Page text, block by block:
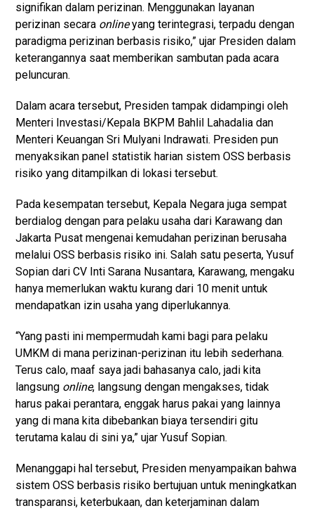
signifikan dalam perizinan. Menggunakan layanan
perizinan secara onlineyang terintegrasi, terpadu dengan
paradigma perizinan berbasis risiko,” ujar Presiden dalam
keterangannya saat memberikan sambutan pada acara
peluncuran.
Dalam acara tersebut, Presiden tampak didampingi oleh
Menteri Investasi/Kepala BKPM Bahlil Lahadalia dan
Menteri Keuangan Sri Mulyani Indrawati. Presiden pun
menyaksikan panel statistik harian sistem OSS berbasis
risiko yang ditampilkan di lokasi tersebut.
Pada kesempatan tersebut, Kepala Negara juga sempat
berdialog dengan para pelaku usaha dari Karawang dan
Jakarta Pusat mengenai kemudahan perizinan berusaha
melalui OSS berbasis risiko ini. Salah satu peserta, Yusuf
Sopian dari CV Inti Sarana Nusantara, Karawang, mengaku
hanya memerlukan waktu kurang dari 10 menit untuk
mendapatkan izin usaha yang diperlukannya.
“Yang pasti ini mempermudah kami bagi para pelaku
UMKM di mana perizinan-perizinan itu lebih sederhana.
Terus calo, maaf saya jadi bahasanya calo, jadi kita
langsung online, langsung dengan mengakses, tidak
harus pakai perantara, enggak harus pakai yang lainnya
yang di mana kita dibebankan biaya tersendiri gitu
terutama kalau di sini ya,” ujar Yusuf Sopian.
Menanggapi hal tersebut, Presiden menyampaikan bahwa
sistem OSS berbasis risiko bertujuan untuk meningkatkan
transparansi, keterbukaan, dan keterjaminan dalam